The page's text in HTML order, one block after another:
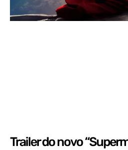
Trailer do novo